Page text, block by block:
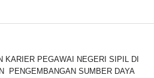
KARIER PEGAWAI NEGERI SIPIL DI
PENGEMBANGAN SUMBER DAYA